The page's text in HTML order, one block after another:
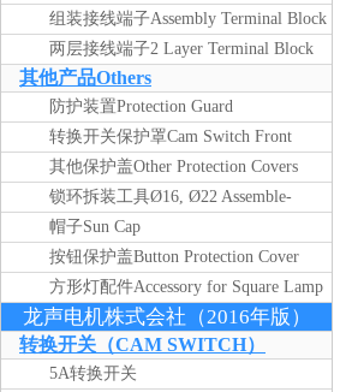
组装接线端子Assembly Terminal Block
两层接线端子2 Layer Terminal Block
其他产品Others
防护装置Protection Guard
转换开关保护罩Cam Switch Front
Protection Cover
其他保护盖Other Protection Covers
锁环拆装工具Ø16, Ø22 Assemble-
Disassemble Tool for Lock Ring
帽子Sun Cap
按钮保护盖Button Protection Cover
方形灯配件Accessory for Square Lamp
龙声电机株式会社（2016年版）
转换开关（CAM SWITCH）
5A转换开关
工作日 8.30---18.00
上海东佑(19002017)